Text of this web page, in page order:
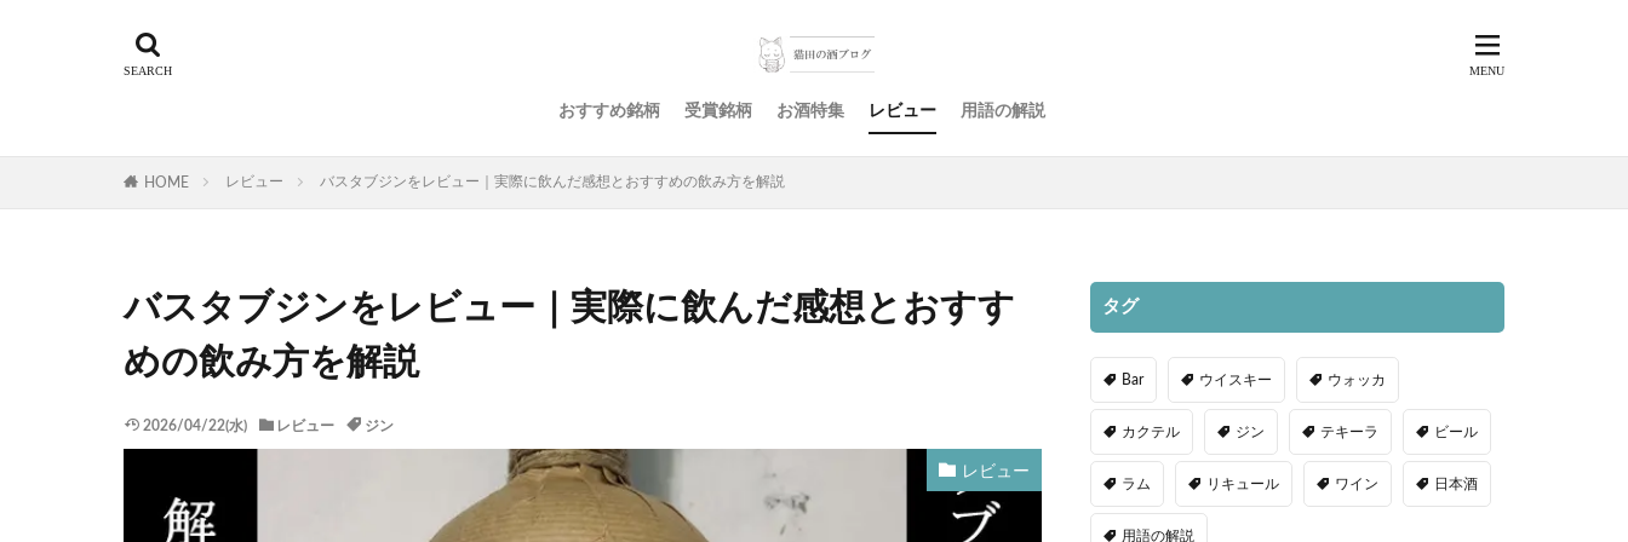
おすすめ銘柄 受賞銘柄 お酒特集 レビュー 用語の解説
HOME レビュー バスタブジンをレビュー｜実際に飲んだ感想とおすすめの飲み方を解説
バスタブジンをレビュー｜実際に飲んだ感想とおすす
めの飲み方を解説
2026/04/22(水) レビュー ジン
レビュー
タグ
Bar ウイスキー ウォッカ
カクテル ジン テキーラ ビール
ラム リキュール ワイン 日本酒
用語の解説